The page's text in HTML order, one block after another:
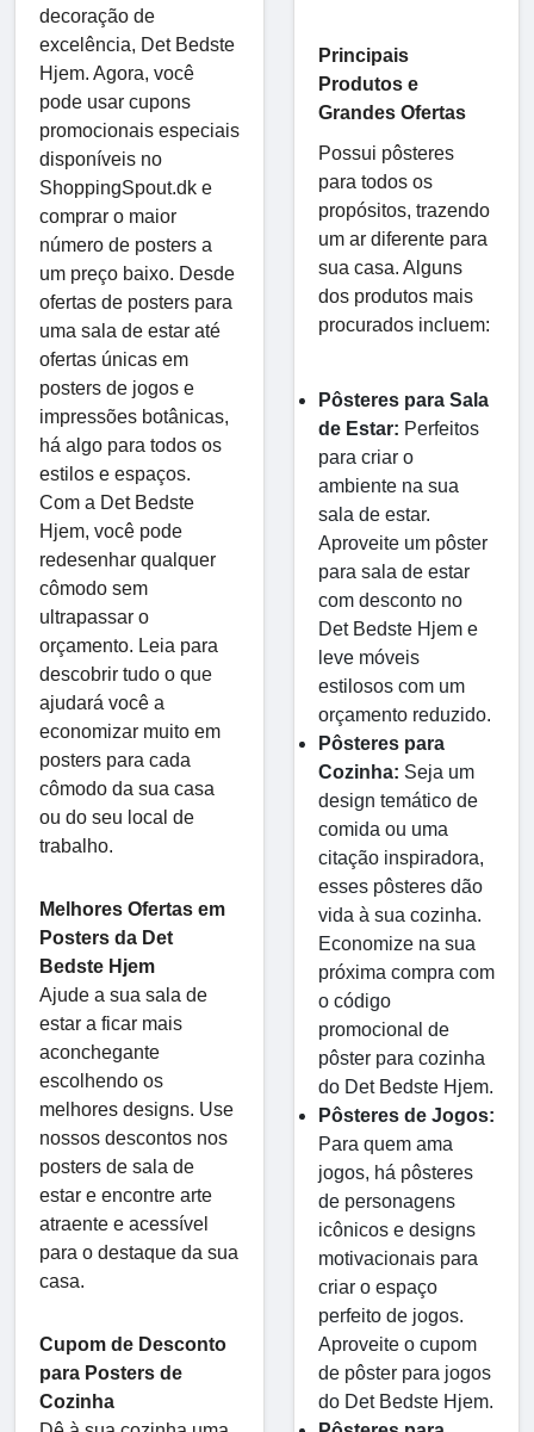
decoração de
excelência, Det Bedste
Hjem. Agora, você
pode usar cupons
promocionais especiais
disponíveis no
ShoppingSpout.dk e
comprar o maior
número de posters a
um preço baixo. Desde
ofertas de posters para
uma sala de estar até
ofertas únicas em
posters de jogos e
impressões botânicas,
há algo para todos os
estilos e espaços.
Com a Det Bedste
Hjem, você pode
redesenhar qualquer
cômodo sem
ultrapassar o
orçamento. Leia para
descobrir tudo o que
ajudará você a
economizar muito em
posters para cada
cômodo da sua casa
ou do seu local de
trabalho.
Melhores Ofertas em
Posters da Det
Bedste Hjem
Ajude a sua sala de
estar a ficar mais
aconchegante
escolhendo os
melhores designs. Use
nossos descontos nos
posters de sala de
estar e encontre arte
atraente e acessível
para o destaque da sua
casa.
Cupom de Desconto
para Posters de
Cozinha
Principais
Produtos e
Grandes Ofertas
Possui pôsteres
para todos os
propósitos, trazendo
um ar diferente para
sua casa. Alguns
dos produtos mais
procurados incluem:
Pôsteres para Sala
de Estar: Perfeitos
para criar o
ambiente na sua
sala de estar.
Aproveite um pôster
para sala de estar
com desconto no
Det Bedste Hjem e
leve móveis
estilosos com um
orçamento reduzido.
Pôsteres para
Cozinha: Seja um
design temático de
comida ou uma
citação inspiradora,
esses pôsteres dão
vida à sua cozinha.
Economize na sua
próxima compra com
o código
promocional de
pôster para cozinha
do Det Bedste Hjem.
Pôsteres de Jogos:
Para quem ama
jogos, há pôsteres
de personagens
icônicos e designs
motivacionais para
criar o espaço
perfeito de jogos.
Aproveite o cupom
de pôster para jogos
do Det Bedste Hjem.